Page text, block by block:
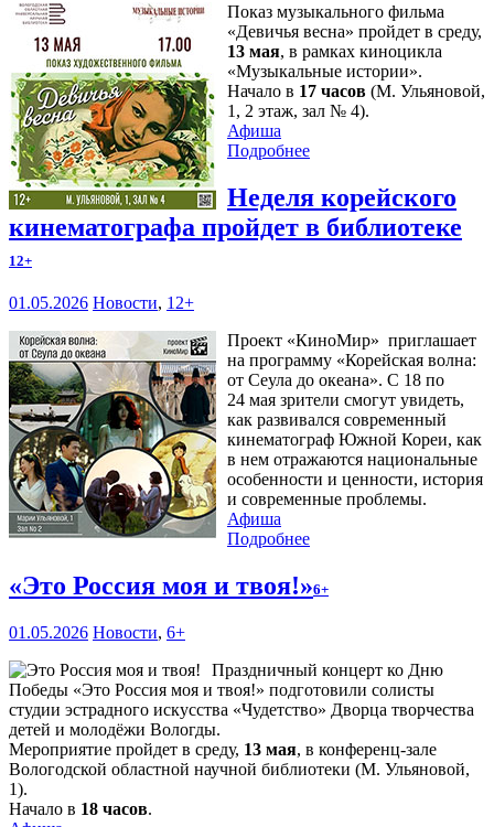
Показ музыкального фильма
«Девичья весна» пройдет в среду,
13 мая, в рамках киноцикла
«Музыкальные истории».
Начало в 17 часов (М. Ульяновой,
1, 2 этаж, зал № 4).
Афиша
Подробнее
Неделя корейского
кинематографа пройдет в библиотеке
12+
01.05.2026 Новости, 12+
Проект «КиноМир» приглашает
на программу «Корейская волна:
от Сеула до океана». С 18 по
24 мая зрители смогут увидеть,
как развивался современный
кинематограф Южной Кореи, как
в нем отражаются национальные
особенности и ценности, история
и современные проблемы.
Афиша
Подробнее
«Это Россия моя и твоя!»6+
01.05.2026 Новости, 6+
Праздничный концерт ко Дню
Победы «Это Россия моя и твоя!» подготовили солисты
студии эстрадного искусства «Чудетство» Дворца творчества
детей и молодёжи Вологды.
Мероприятие пройдет в среду, 13 мая, в конференц-зале
Вологодской областной научной библиотеки (М. Ульяновой,
1).
Начало в 18 часов.